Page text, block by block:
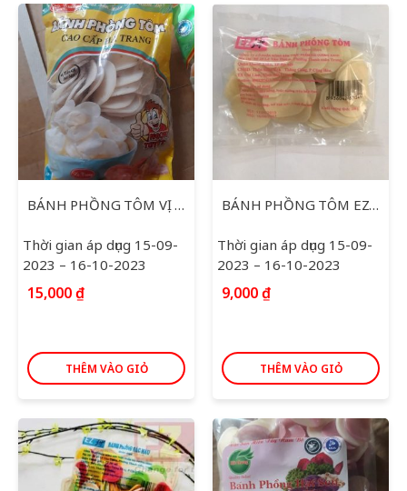
BÁNH PHỒNG TÔM VỊ TIÊU CAY 180G
Thời gian áp dụng 15-09-
2023 – 16-10-2023
15,000₫
THÊM VÀO GIỎ
BÁNH PHỒNG TÔM EZLIFE GIA VỊ 100G
Thời gian áp dụng 15-09-
2023 – 16-10-2023
9,000₫
THÊM VÀO GIỎ